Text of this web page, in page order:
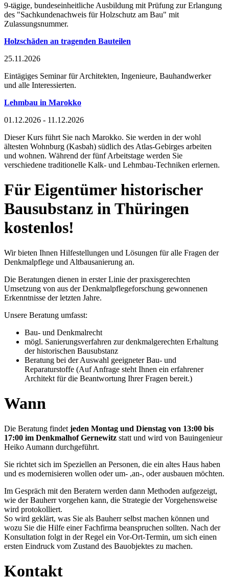
9-tägige, bundeseinheitliche Ausbildung mit Prüfung zur Erlangung
des "Sachkundenachweis für Holzschutz am Bau" mit
Zulassungsnummer.
Holzschäden an tragenden Bauteilen
25.11.2026
Eintägiges Seminar für Architekten, Ingenieure, Bauhandwerker
und alle Interessierten.
Lehmbau in Marokko
01.12.2026 - 11.12.2026
Dieser Kurs führt Sie nach Marokko. Sie werden in der wohl
ältesten Wohnburg (Kasbah) südlich des Atlas-Gebirges arbeiten
und wohnen. Während der fünf Arbeitstage werden Sie
verschiedene traditionelle Kalk- und Lehmbau-Techniken erlernen.
Für Eigentümer historischer
Bausubstanz in Thüringen
kostenlos!
Wir bieten Ihnen Hilfestellungen und Lösungen für alle Fragen der
Denkmalpflege und Altbausanierung an.
Die Beratungen dienen in erster Linie der praxisgerechten
Umsetzung von aus der Denkmalpflegeforschung gewonnenen
Erkenntnisse der letzten Jahre.
Unsere Beratung umfasst:
Bau- und Denkmalrecht
mögl. Sanierungsverfahren zur denkmalgerechten Erhaltung
der historischen Bausubstanz
Beratung bei der Auswahl geeigneter Bau- und
Reparaturstoffe (Auf Anfrage steht Ihnen ein erfahrener
Architekt für die Beantwortung Ihrer Fragen bereit.)
Wann
Die Beratung findet jeden Montag und Dienstag von 13:00 bis
17:00 im Denkmalhof Gernewitz statt und wird von Bauingenieur
Heiko Aumann durchgeführt.
Sie richtet sich im Speziellen an Personen, die ein altes Haus haben
und es modernisieren wollen oder um- ,an-, oder ausbauen möchten.
Im Gespräch mit den Beratern werden dann Methoden aufgezeigt,
wie der Bauherr vorgehen kann, die Strategie der Vorgehensweise
wird protokolliert.
So wird geklärt, was Sie als Bauherr selbst machen können und
wozu Sie die Hilfe einer Fachfirma beanspruchen sollten. Nach der
Konsultation folgt in der Regel ein Vor-Ort-Termin, um sich einen
ersten Eindruck vom Zustand des Bauobjektes zu machen.
Kontakt